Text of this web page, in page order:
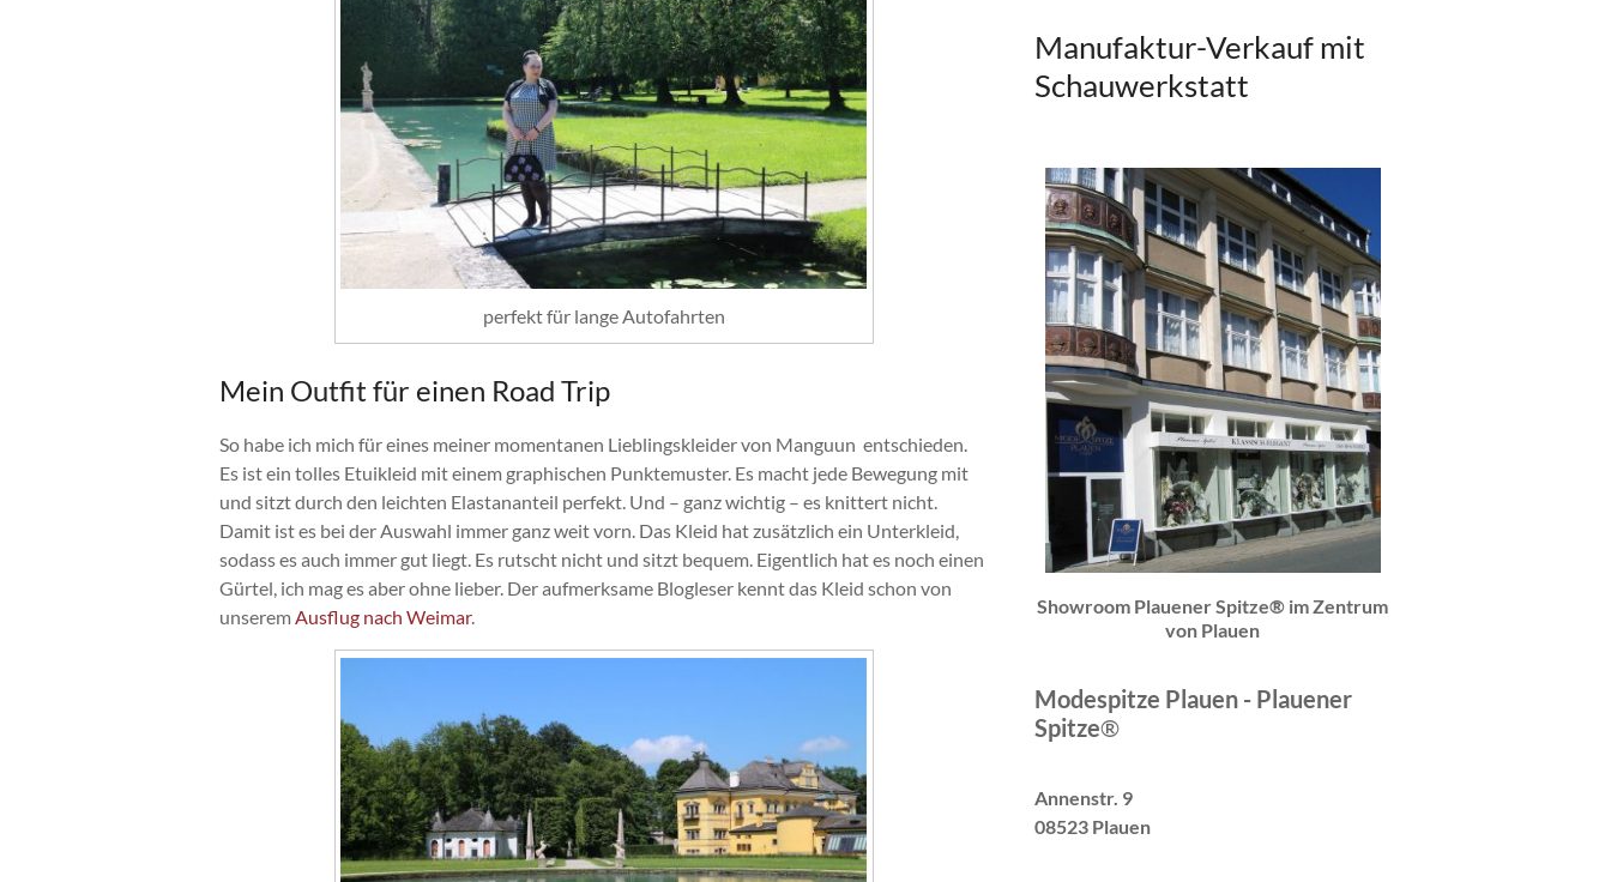
perfekt für lange Autofahrten
Mein Outfit für einen Road Trip
So habe ich mich für eines meiner momentanen Lieblingskleider von Manguun entschieden.
Es ist ein tolles Etuikleid mit einem graphischen Punktemuster. Es macht jede Bewegung mit
und sitzt durch den leichten Elastananteil perfekt. Und – ganz wichtig – es knittert nicht.
Damit ist es bei der Auswahl immer ganz weit vorn. Das Kleid hat zusätzlich ein Unterkleid,
sodass es auch immer gut liegt. Es rutscht nicht und sitzt bequem. Eigentlich hat es noch einen
Gürtel, ich mag es aber ohne lieber. Der aufmerksame Blogleser kennt das Kleid schon von
unseremAusflug nach Weimar.
Manufaktur-Verkauf mit
Schauwerkstatt
Showroom Plauener Spitze® im Zentrum
von Plauen
Modespitze Plauen - Plauener
Spitze®
Annenstr. 9
08523 Plauen